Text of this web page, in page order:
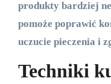
produkty bardziej
pomoże poprawić
uczucie pieczenia i
Techniki